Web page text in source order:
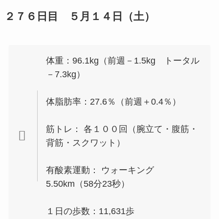
２７６日目 ５月１４日（土）
体重：96.1kg（前週－1.5kg トータル
－7.3kg）
体脂肪率：27.6％（前週＋0.4％）
筋トレ： 各１００回（腕立て・腹筋・
背筋・スクワット）
有酸素運動： ウォーキング
5.50km（58分23秒）
１日の歩数：11,631歩